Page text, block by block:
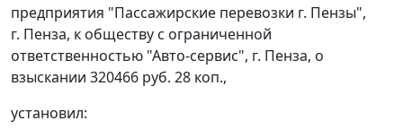
предприятия "Пассажирские перевозки г. Пензы",
г. Пенза, к обществу с ограниченной
ответственностью "Авто-сервис", г. Пенза, о
взыскании 320466 руб. 28 коп.,
установил: